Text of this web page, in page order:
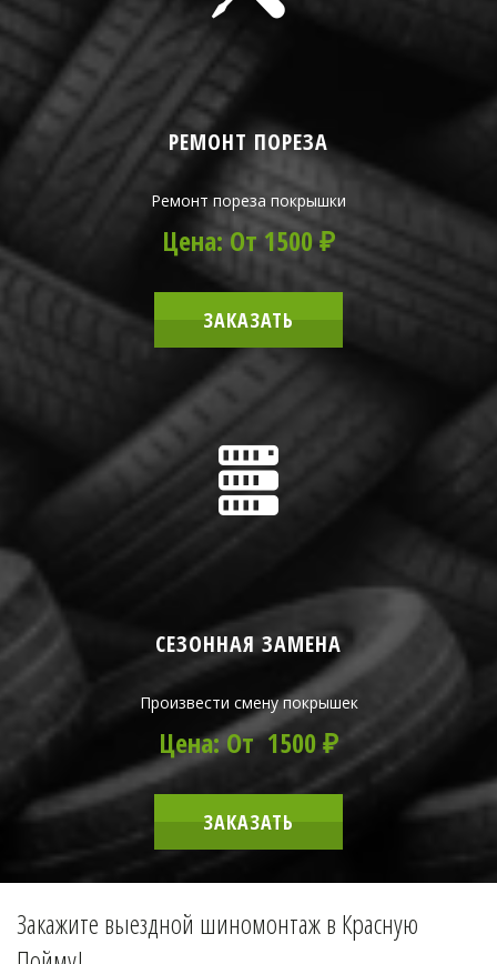
РЕМОНТ ПОРЕЗА
Ремонт пореза покрышки
Цена: От 1500 ₽
ЗАКАЗАТЬ
СЕЗОННАЯ ЗАМЕНА
Произвести смену покрышек
Цена: От 1500 ₽
ЗАКАЗАТЬ
Закажите выездной шиномонтаж в Красную